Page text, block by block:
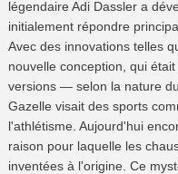
légendaire Adi Dassler a
initialement répondre
Avec des innovations telles
nouvelle conception, qui
versions — selon la nature
Gazelle visait des sports
l'athlétisme. Aujourd'hui
raison pour laquelle les
inventées à l'origine. Ce